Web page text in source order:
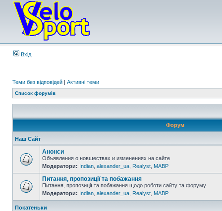
Вхід
Теми без відповідей | Активні теми
Список форумів
Форум
Наш Сайт
Анонси
Объявления о новшествах и изменениях на сайте
Модератори: Indian alexander_ua Realyst MABP
Питання, пропозиції та побажання
Питання, пропозиції та побажання щодо роботи сайту та форуму
Модератори: Indian alexander_ua Realyst MABP
Покатеньки